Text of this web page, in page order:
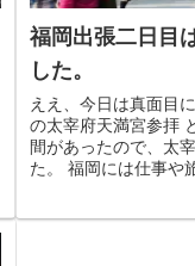
福岡出張二日目
した。
ええ、今日は真面目
の太宰府天満宮参拝
間があったので、太
た。 福岡には仕事や